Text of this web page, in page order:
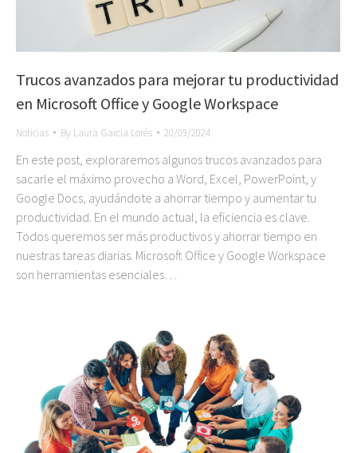
Trucos avanzados para mejorar tu productividad
en Microsoft Office y Google Workspace
Noticias By Laura Garcia Lorés 20/09/2024
En este post, exploraremos algunos trucos avanzados para
sacarle el máximo provecho a Word, Excel, PowerPoint, y
Google Docs, ayudándote a ahorrar tiempo y aumentar tu
productividad. En el mundo actual, la eficiencia es clave.
Todos queremos ser más productivos y ahorrar tiempo en
nuestras tareas diarias. Microsoft Office y Google Workspace
son herramientas esenciales…